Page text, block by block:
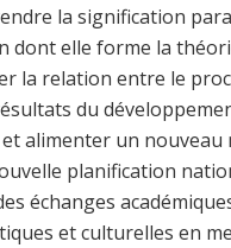
la signification
dont elle forme la
la relation entre le
du
alimenter un nouveau
planification
échanges
et culturelles en